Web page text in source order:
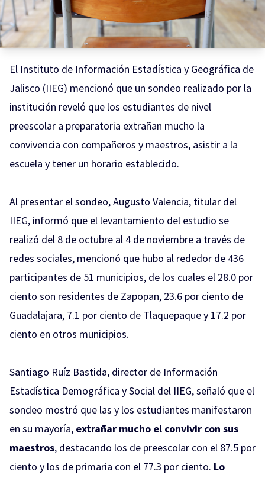
El Instituto de Información Estadística y Geográfica de
Jalisco (IIEG) mencionó que un sondeo realizado por la
institución reveló que los estudiantes de nivel
preescolar a preparatoria extrañan mucho la
convivencia con compañeros y maestros, asistir a la
escuela y tener un horario establecido.
Al presentar el sondeo, Augusto Valencia, titular del
IIEG, informó que el levantamiento del estudio se
realizó del 8 de octubre al 4 de noviembre a través de
redes sociales, mencionó que hubo al rededor de 436
participantes de 51 municipios, de los cuales el 28.0 por
ciento son residentes de Zapopan, 23.6 por ciento de
Guadalajara, 7.1 por ciento de Tlaquepaque y 17.2 por
ciento en otros municipios.
Santiago Ruíz Bastida, director de Información
Estadística Demográfica y Social del IIEG, señaló que el
sondeo mostró que las y los estudiantes manifestaron
en su mayoría, extrañar mucho el convivir con sus
maestros, destacando los de preescolar con el 87.5 por
ciento y los de primaria con el 77.3 por ciento. Lo